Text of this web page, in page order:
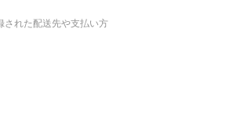
れた配送先や支払い方